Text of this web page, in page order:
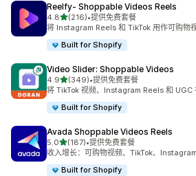
Reelfy‑ Shoppable Videos Reels
4.8星（满分 5 星）
(216)
总共 216 条评论
•提供免费套餐
将 Instagram Reels 和 TikTok 用作可购物
Built for Shopify
Video Slider: Shoppable Videos
4.9星（满分 5 星）
(349)
总共 349 条评论
•提供免费套餐
将 TikTok 视频、Instagram Reels 和 UGC
Built for Shopify
Avada Shoppable Videos Reels
5.0星（满分 5 星）
(187)
总共 187 条评论
•提供免费套餐
收入增长：可购物视频、TikTok、
Built for Shopify